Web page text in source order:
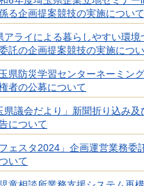
る企画提案競技の実施について
アライによる暮らしやすい環境
託の企画提案競技の実施につ
県防災学習センターネーミン
者の公募について
県議会だより」新聞折り込み及
について
ェスタ2024」企画運営業務委
いて